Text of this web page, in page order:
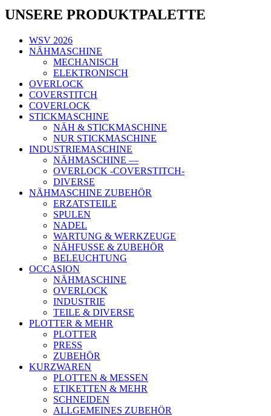
UNSERE PRODUKTPALETTE
WSV 2026
NÄHMASCHINE
MECHANISCH
ELEKTRONISCH
OVERLOCK
COVERSTITCH
COVERLOCK
STICKMASCHINE
NÄH & STICKMASCHINE
NUR STICKMASCHINE
INDUSTRIEMASCHINE
NÄHMASCHINE —
OVERLOCK -COVERSTITCH-
DIVERSE
NÄHMASCHINE ZUBEHÖR
ERZATSTEILE
SPULEN
NADEL
WARTUNG & WERKZEUGE
NÄHFUSSE & ZUBEHÖR
BELEUCHTUNG
OCCASION
NÄHMASCHINE
OVERLOCK
INDUSTRIE
TEILE & DIVERSE
PLOTTER & MEHR
PLOTTER
PRESS
ZUBEHÖR
KURZWAREN
PLOTTEN & MESSEN
ETIKETTEN & MEHR
SCHNEIDEN
ALLGEMEINES ZUBEHÖR